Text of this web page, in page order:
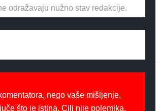
odražavaju nužno stav redakcije.
nego vaše mišljenje,
što je istina. Cilj nije polemika,